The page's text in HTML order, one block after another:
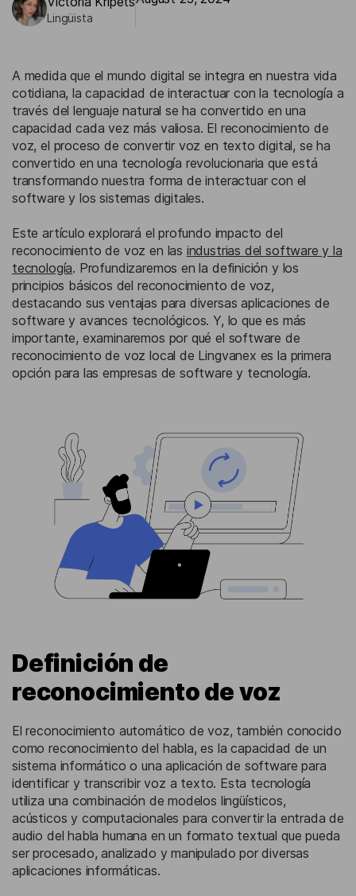
Lingüista
A medida que el mundo digital se integra en nuestra vida
cotidiana, la capacidad de interactuar con la tecnología a
través del lenguaje natural se ha convertido en una
capacidad cada vez más valiosa. El reconocimiento de
voz, el proceso de convertir voz en texto digital, se ha
convertido en una tecnología revolucionaria que está
transformando nuestra forma de interactuar con el
software y los sistemas digitales.
Este artículo explorará el profundo impacto del
reconocimiento de voz en las industrias del software y la
tecnología. Profundizaremos en la definición y los
principios básicos del reconocimiento de voz,
destacando sus ventajas para diversas aplicaciones de
software y avances tecnológicos. Y, lo que es más
importante, examinaremos por qué el software de
reconocimiento de voz local de Lingvanex es la primera
opción para las empresas de software y tecnología.
Definición de
reconocimiento de voz
El reconocimiento automático de voz, también conocido
como reconocimiento del habla, es la capacidad de un
sistema informático o una aplicación de software para
identificar y transcribir voz a texto. Esta tecnología
utiliza una combinación de modelos lingüísticos,
acústicos y computacionales para convertir la entrada de
audio del habla humana en un formato textual que pueda
ser procesado, analizado y manipulado por diversas
aplicaciones informáticas.